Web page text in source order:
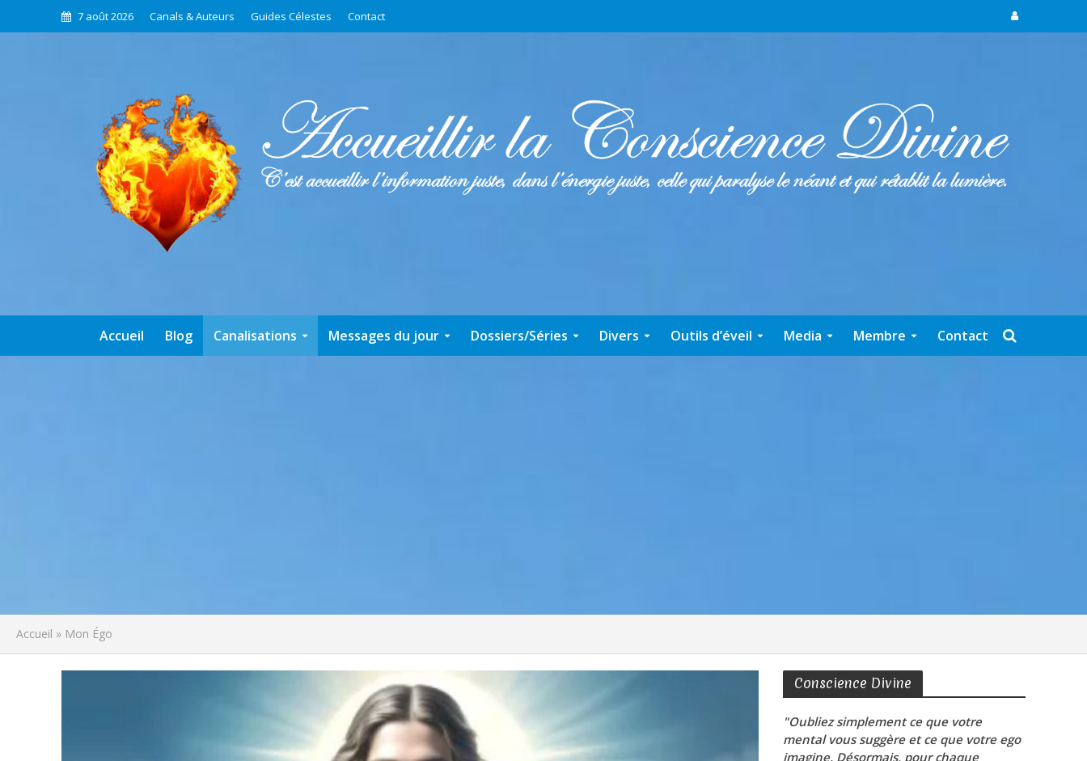
7 août 2026 Canals & Auteurs Guides Célestes Contact
Accueil Blog Canalisations Messages du jour Dossiers/Séries Divers Outils d’éveil Media Membre Contact
Accueil » Mon Égo
Conscience Divine
"Oubliez simplement ce que votre
mental vous suggère et ce que votre ego
imagine. Désormais, pour chaque